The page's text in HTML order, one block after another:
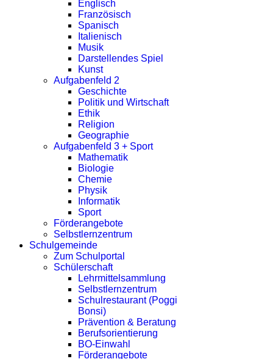
Englisch
Französisch
Spanisch
Italienisch
Musik
Darstellendes Spiel
Kunst
Aufgabenfeld 2
Geschichte
Politik und Wirtschaft
Ethik
Religion
Geographie
Aufgabenfeld 3 + Sport
Mathematik
Biologie
Chemie
Physik
Informatik
Sport
Förderangebote
Selbstlernzentrum
Schulgemeinde
Zum Schulportal
Schülerschaft
Lehrmittelsammlung
Selbstlernzentrum
Schulrestaurant (Poggi
Bonsi)
Prävention & Beratung
Berufsorientierung
BO-Einwahl
Förderangebote